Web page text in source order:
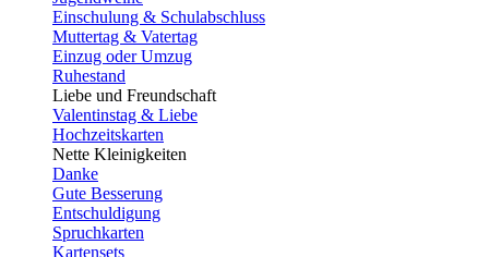
Einschulung & Schulabschluss
Muttertag & Vatertag
Einzug oder Umzug
Ruhestand
Liebe und Freundschaft
Valentinstag & Liebe
Hochzeitskarten
Nette Kleinigkeiten
Danke
Gute Besserung
Entschuldigung
Spruchkarten
Kartensets